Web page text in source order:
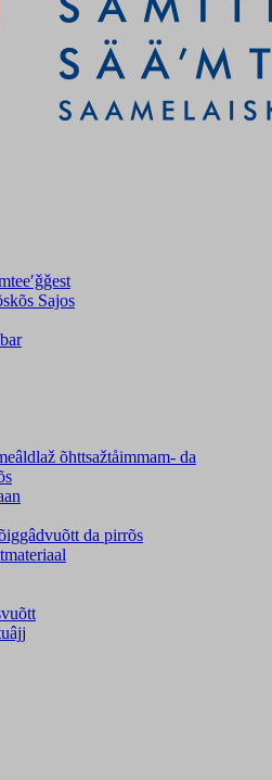
Sajos
õhttsažtåimmam- da
da pirrõs